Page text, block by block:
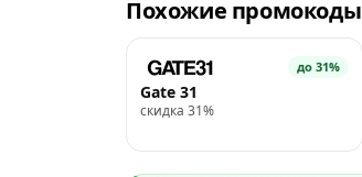
Похожие
до 31%
Gate 31
скидка 31%